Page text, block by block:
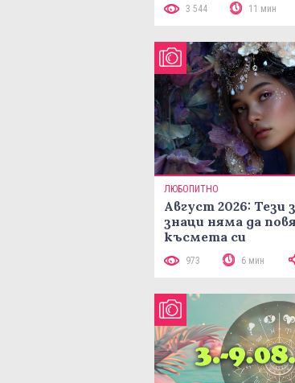
3 544 11 мин
ЛЮБОПИТНО
Август 2026: Тези
знаци няма да
късмета си
973 6 мин